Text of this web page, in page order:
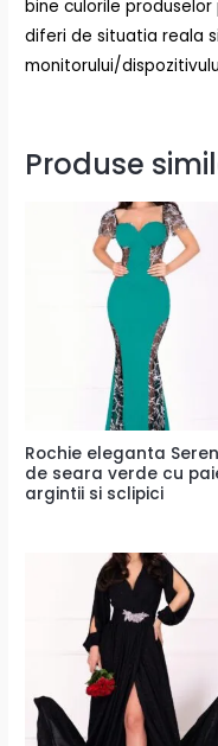
bine culorile
diferi de situatia reala
monitorului/
Produse
Rochie eleganta
de seara verde cu
argintii si sclipici